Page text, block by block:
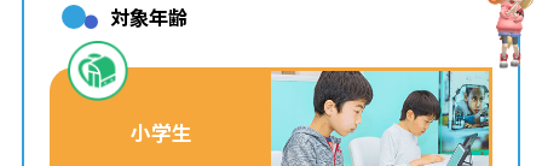
対象年齢
小学生